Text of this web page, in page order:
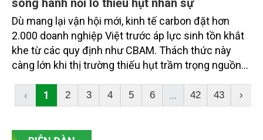
Dù mang lại vận hội mới, kinh tế carbon đặt hơn
2.000 doanh nghiệp Việt trước áp lực sinh tồn khắt
khe từ các quy định như CBAM. Thách thức này
càng lớn khi thị trường thiếu hụt trầm trọng nguồn
chơi.
‹ 1 2 3 4 5 6 ... 42 43 ›